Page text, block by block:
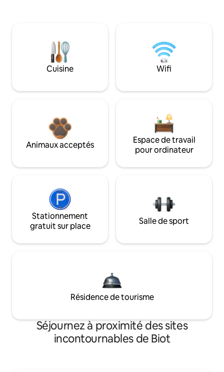
Cuisine Wifi
Animaux acceptés
Espace de travail
pour ordinateur
Stationnement
gratuit sur place
Salle de sport
Résidence de tourisme
Séjournez à proximité des sites
incontournables de Biot